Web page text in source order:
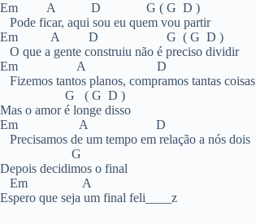
Em A D G ( G D )
Pode ficar, aqui sou eu quem vou partir
Em A D G ( G D )
O que a gente construiu não é preciso dividir
Em A D
Fizemos tantos planos, compramos tantas coisas
G ( G D )
Mas o amor é longe disso
Em A D
Precisamos de um tempo em relação a nós dois
G
Depois decidimos o final
Em A
Espero que seja um final feli____z